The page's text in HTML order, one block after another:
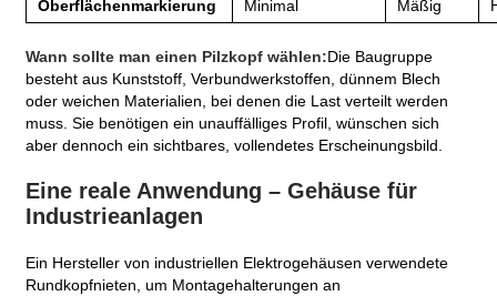
Oberflächenmarkierung Minimal Mäßig
Wann sollte man einen Pilzkopf wählen:Die Baugruppe
besteht aus Kunststoff, Verbundwerkstoffen, dünnem Blech
oder weichen Materialien, bei denen die Last verteilt werden
muss. Sie benötigen ein unauffälliges Profil, wünschen sich
aber dennoch ein sichtbares, vollendetes Erscheinungsbild.
Eine reale Anwendung – Gehäuse für
Industrieanlagen
Ein Hersteller von industriellen Elektrogehäusen verwendete
Rundkopfnieten, um Montagehalterungen an